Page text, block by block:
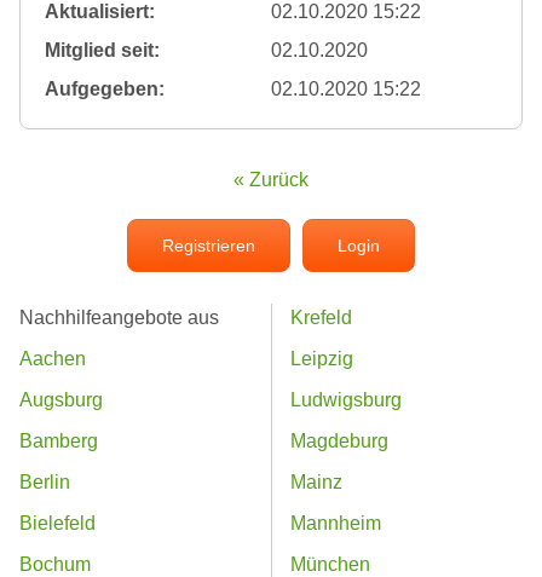
Aktualisiert:
02.10.2020 15:22
Mitglied seit:
02.10.2020
Aufgegeben:
02.10.2020 15:22
« Zurück
Registrieren Login
Nachhilfeangebote aus
Aachen
Augsburg
Bamberg
Berlin
Bielefeld
Bochum
Krefeld
Leipzig
Ludwigsburg
Magdeburg
Mainz
Mannheim
München